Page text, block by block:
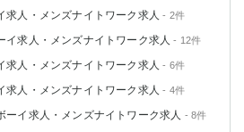
求人・メンズナイトワーク求人 - 2件
イ求人・メンズナイトワーク求人 - 12件
求人・メンズナイトワーク求人 - 6件
求人・メンズナイトワーク求人 - 4件
ーイ求人・メンズナイトワーク求人 - 8件
川越
南浦和